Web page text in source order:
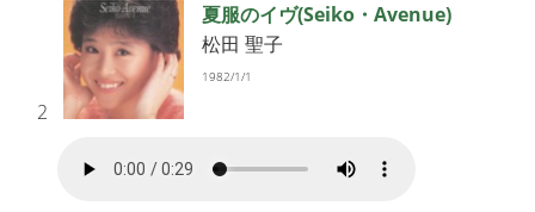
2
夏服のイヴ(Seiko・Avenue)
松田 聖子
1982/1/1